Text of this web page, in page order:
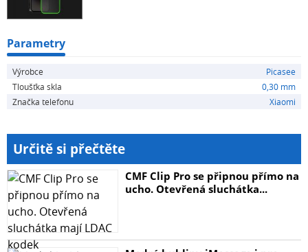
Parametry
Výrobce
Picasee
Tloušťka skla
0,30 mm
Značka telefonu
Xiaomi
Určitě si přečtěte
CMF Clip Pro se připnou přímo na
ucho. Otevřená sluchátka...